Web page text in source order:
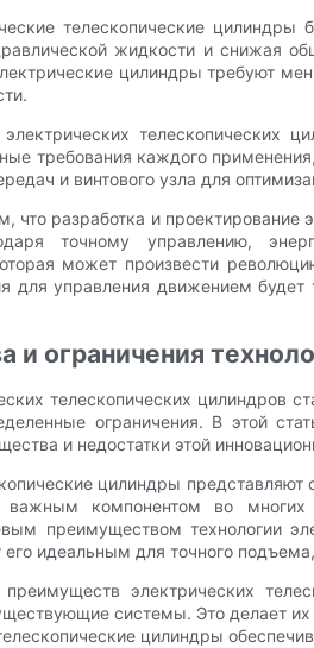
телескопические
жидкости и снижая
цилиндры требуют
телескопических
требования каждого
и винтового узла для
что разработка и проектирование
точному управлению,
может произвести
для управления движением будет
и ограничения
телескопических цилиндров
ограничения. В этой
и недостатки этой
цилиндры
компонентом во многих
преимуществом технологии
идеальным для точного
электрических
системы. Это делает
цилиндры